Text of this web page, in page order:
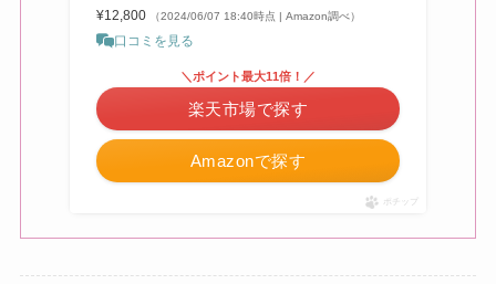
¥12,800
（2024/06/07 18:40時点 | Amazon調べ）
口コミを見る
Amazonで探す
＼ポイント最大11倍！／
楽天市場で探す
ポチップ